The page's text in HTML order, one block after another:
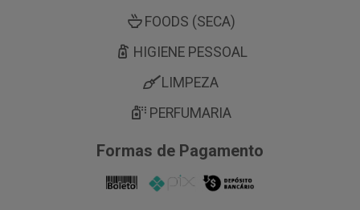
FOODS (SECA)
HIGIENE PESSOAL
LIMPEZA
PERFUMARIA
Formas de Pagamento